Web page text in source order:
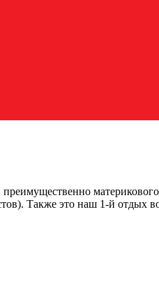
Также это наш 1-й отдых